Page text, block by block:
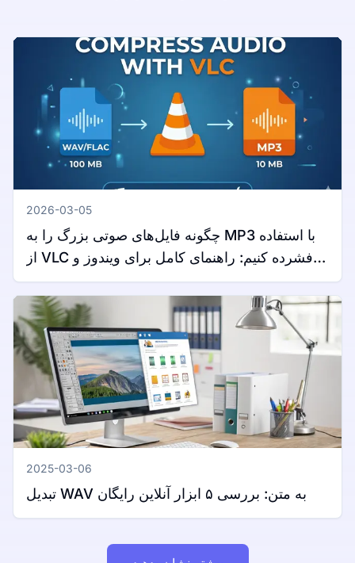
2026-03-05
چگونه فایل‌های صوتی بزرگ را به MP3 با استفاده
از VLC فشرده کنیم: راهنمای کامل برای ویندوز و
مک
2025-03-06
تبدیل WAV به متن: بررسی ۵ ابزار آنلاین رایگان